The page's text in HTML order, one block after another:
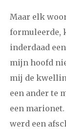
Maar elk
formuleerde,
inderdaad
mijn hoofd
mij de
een ander te
een
werd een